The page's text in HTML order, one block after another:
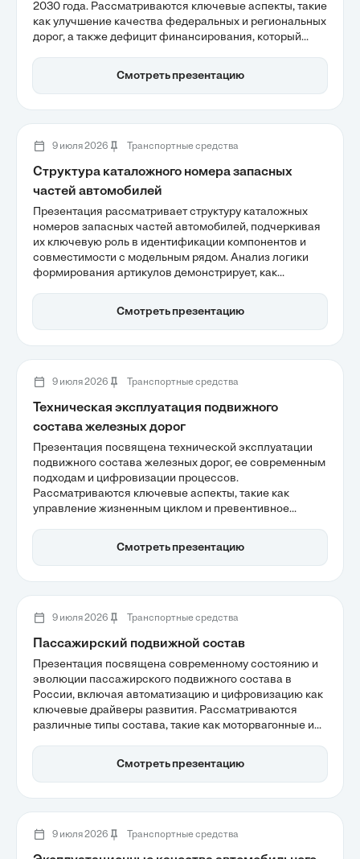
2030 года. Рассматриваются ключевые аспекты, такие
как улучшение качества федеральных и региональных
дорог, а также дефицит финансирования, который
инфраструктуры. Также обсуждаются приоритеты
бюджета и важность создания скоростных коридоров
Смотреть презентацию
9 июля 2026 Транспортные средства
Структура каталожного номера запасных
частей автомобилей
Презентация рассматривает структуру каталожных
номеров запасных частей автомобилей, подчеркивая
их ключевую роль в идентификации компонентов и
совместимости с модельным рядом. Анализ логики
формирования артикулов демонстрирует, как
ошибки подбора, что критично для автомобильной
отрасли. Также рассматривается влияние
Смотреть презентацию
9 июля 2026 Транспортные средства
Техническая эксплуатация подвижного
состава железных дорог
Презентация посвящена технической эксплуатации
подвижного состава железных дорог, ее современным
подходам и цифровизации процессов.
Рассматриваются ключевые аспекты, такие как
управление жизненным циклом и превентивное
цифровому контролю в условиях высокого износа
фондов. Обсуждаются и меры по повышению
Смотреть презентацию
9 июля 2026 Транспортные средства
Пассажирский подвижной состав
Презентация посвящена современному состоянию и
эволюции пассажирского подвижного состава в
России, включая автоматизацию и цифровизацию как
ключевые драйверы развития. Рассматриваются
различные типы состава, такие как моторвагонные и
обеспечении комфорта и безопасности на железных
дорогах. Важное внимание уделяется обновлению
Смотреть презентацию
9 июля 2026 Транспортные средства